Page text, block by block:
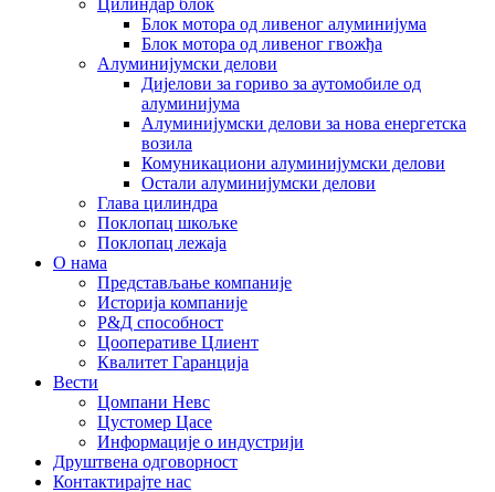
Цилиндар блок
Блок мотора од ливеног алуминијума
Блок мотора од ливеног гвожђа
Алуминијумски делови
Дијелови за гориво за аутомобиле од
алуминијума
Алуминијумски делови за нова енергетска
возила
Комуникациони алуминијумски делови
Остали алуминијумски делови
Глава цилиндра
Поклопац шкољке
Поклопац лежаја
О нама
Представљање компаније
Историја компаније
Р&Д способност
Цооперативе Цлиент
Квалитет Гаранција
Вести
Цомпани Невс
Цустомер Цасе
Информације о индустрији
Друштвена одговорност
Контактирајте нас